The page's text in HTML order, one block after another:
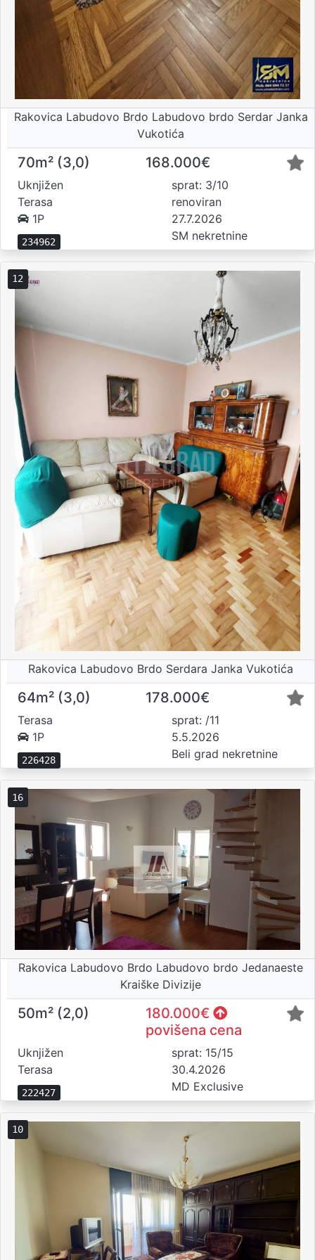
Rakovica Labudovo Brdo Labudovo brdo Serdar Janka
Vukotića
70m² (3,0) 168.000€
Uknjižen
Terasa
1P
234962
sprat: 3/10
renoviran
27.7.2026
SM nekretnine
12
Rakovica Labudovo Brdo Serdara Janka Vukotića
64m² (3,0) 178.000€
Terasa
1P
226428
sprat: /11
5.5.2026
Beli grad nekretnine
16
Rakovica Labudovo Brdo Labudovo brdo Jedanaeste
Kraiške Divizije
50m² (2,0)
180.000€
povišena cena
Uknjižen
Terasa
222427
sprat: 15/15
30.4.2026
MD Exclusive
10